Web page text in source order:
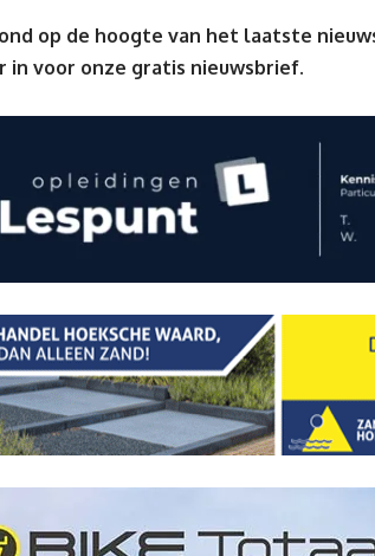
op de hoogte van het laatste
in voor onze gratis nieuwsbrief.